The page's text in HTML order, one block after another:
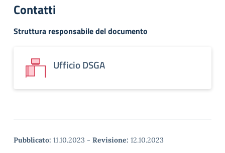
Contatti
Struttura responsabile del documento
Ufficio DSGA
Pubblicato: 11.10.2023 - Revisione: 12.10.2023